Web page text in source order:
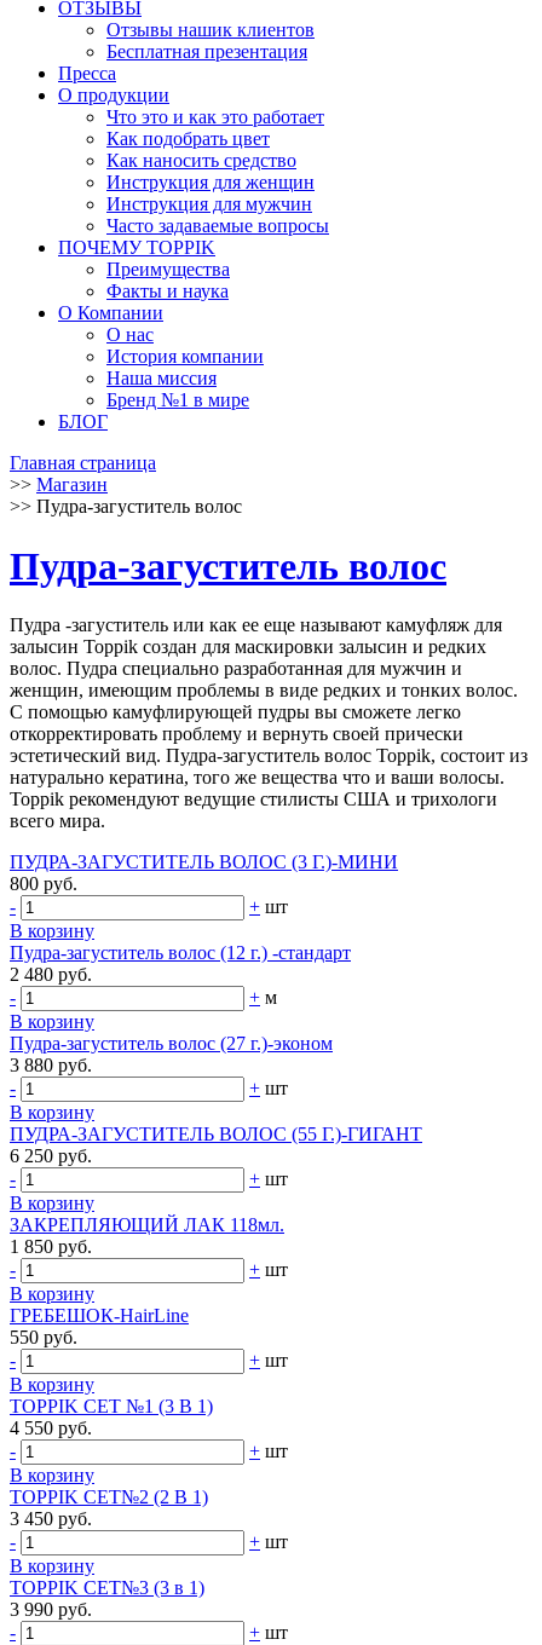
ОТЗЫВЫ
Отзывы нашик клиентов
Бесплатная презентация
Пресса
О продукции
Что это и как это работает
Как подобрать цвет
Как наносить средство
Инструкция для женщин
Инструкция для мужчин
Часто задаваемые вопросы
ПОЧЕМУ TOPPIK
Преимущества
Факты и наука
О Компании
О нас
История компании
Наша миссия
Бренд №1 в мире
БЛОГ
Главная страница
>> Магазин
>> Пудра-загуститель волос
Пудра-загуститель волос
Пудра -загуститель или как ее еще называют камуфляж для
залысин Toppik создан для маскировки залысин и редких
волос. Пудра специально разработанная для мужчин и
женщин, имеющим проблемы в виде редких и тонких волос.
С помощью камуфлирующей пудры вы сможете легко
откорректировать проблему и вернуть своей прически
эстетический вид. Пудра-загуститель волос Toppik, состоит из
натурально кератина, того же вещества что и ваши волосы.
Toppik рекомендуют ведущие стилисты США и трихологи
всего мира.
ПУДРА-ЗАГУСТИТЕЛЬ ВОЛОС (3 Г.)-МИНИ
800 руб.
-
+ шт
В корзину
Пудра-загуститель волос (12 г.) -стандарт
2 480 руб.
-
+ м
В корзину
Пудра-загуститель волос (27 г.)-эконом
3 880 руб.
-
+ шт
В корзину
ПУДРА-ЗАГУСТИТЕЛЬ ВОЛОС (55 Г.)-ГИГАНТ
6 250 руб.
-
+ шт
В корзину
ЗАКРЕПЛЯЮЩИЙ ЛАК 118мл.
1 850 руб.
-
+ шт
В корзину
ГРЕБЕШОК-HairLine
550 руб.
-
+ шт
В корзину
TOPPIK СЕТ №1 (3 В 1)
4 550 руб.
-
+ шт
В корзину
TOPPIK СЕТ№2 (2 В 1)
3 450 руб.
-
+ шт
В корзину
TOPPIK СЕТ№3 (3 в 1)
3 990 руб.
-
+ шт